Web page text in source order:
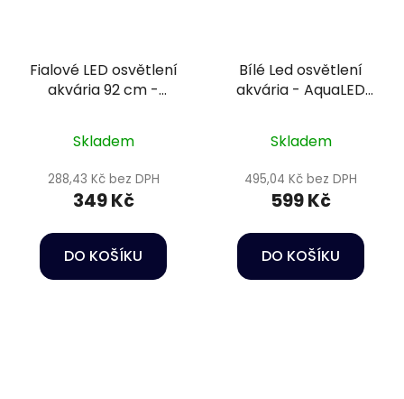
Fialové LED osvětlení
akvária 92 cm -
Skladem
288,43 Kč bez DPH
349 Kč
DO KOŠÍKU
Bílé Led osvětlení
akvária - AquaLED
Skladem
495,04 Kč bez DPH
599 Kč
DO KOŠÍKU